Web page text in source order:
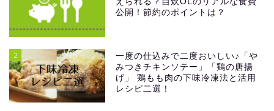
公開！節約のポイントは？
2
一度の仕込みで二度おいしい♪「や
みつきチキンソテー」「鶏の唐揚
げ」 鶏もも肉の下味冷凍法と活用
レシピ二選！